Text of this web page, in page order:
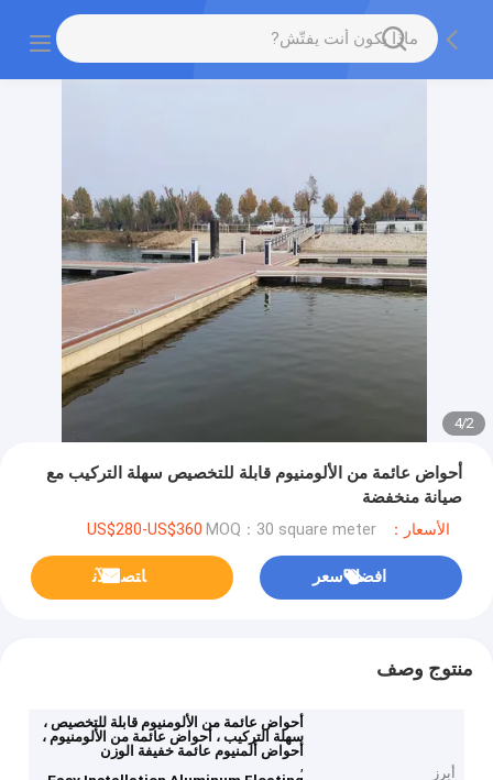
2
/
4
أحواض عائمة من الألومنيوم قابلة للتخصيص سهلة التركيب مع
صيانة منخفضة
الأسعار：US$280-US$360 MOQ：30 square meter
افضل سعر ﺎﺘﺼﻟ ﺍﻶﻧ
منتوج وصف
أبرز
أحواض عائمة من الألومنيوم قابلة للتخصيص ،
سهلة التركيب ، أحواض عائمة من الألومنيوم ،
أحواض ألمنيوم عائمة خفيفة الوزن
,